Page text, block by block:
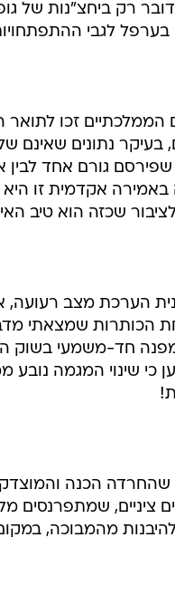
רק ביחצ"נות של
לגבי
הממלכתיים זכו
בעיקר נתונים
שפירסם גורם אחד
אקדמית זו היא
שכזה הוא טיב
הערכת מצב
הכותרות שמצאתי
חד-משמעי בשוק
כי שינוי המגמה נובע
הכנה
ציניים, שמתפרנסים
מהמבוכה,